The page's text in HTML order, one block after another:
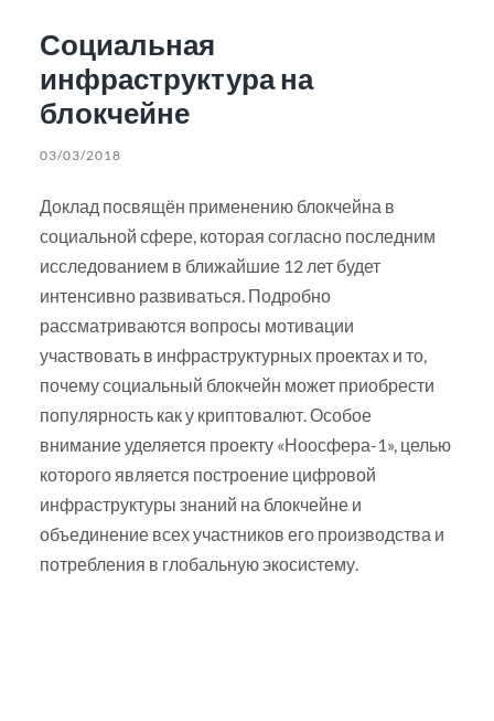
Социальная
инфраструктура на
блокчейне
03/03/2018
Доклад посвящён применению блокчейна в
социальной сфере, которая согласно последним
исследованием в ближайшие 12 лет будет
интенсивно развиваться. Подробно
рассматриваются вопросы мотивации
участвовать в инфраструктурных проектах и то,
почему социальный блокчейн может приобрести
популярность как у криптовалют. Особое
внимание уделяется проекту «Ноосфера-1», целью
которого является построение цифровой
инфраструктуры знаний на блокчейне и
объединение всех участников его производства и
потребления в глобальную экосистему.